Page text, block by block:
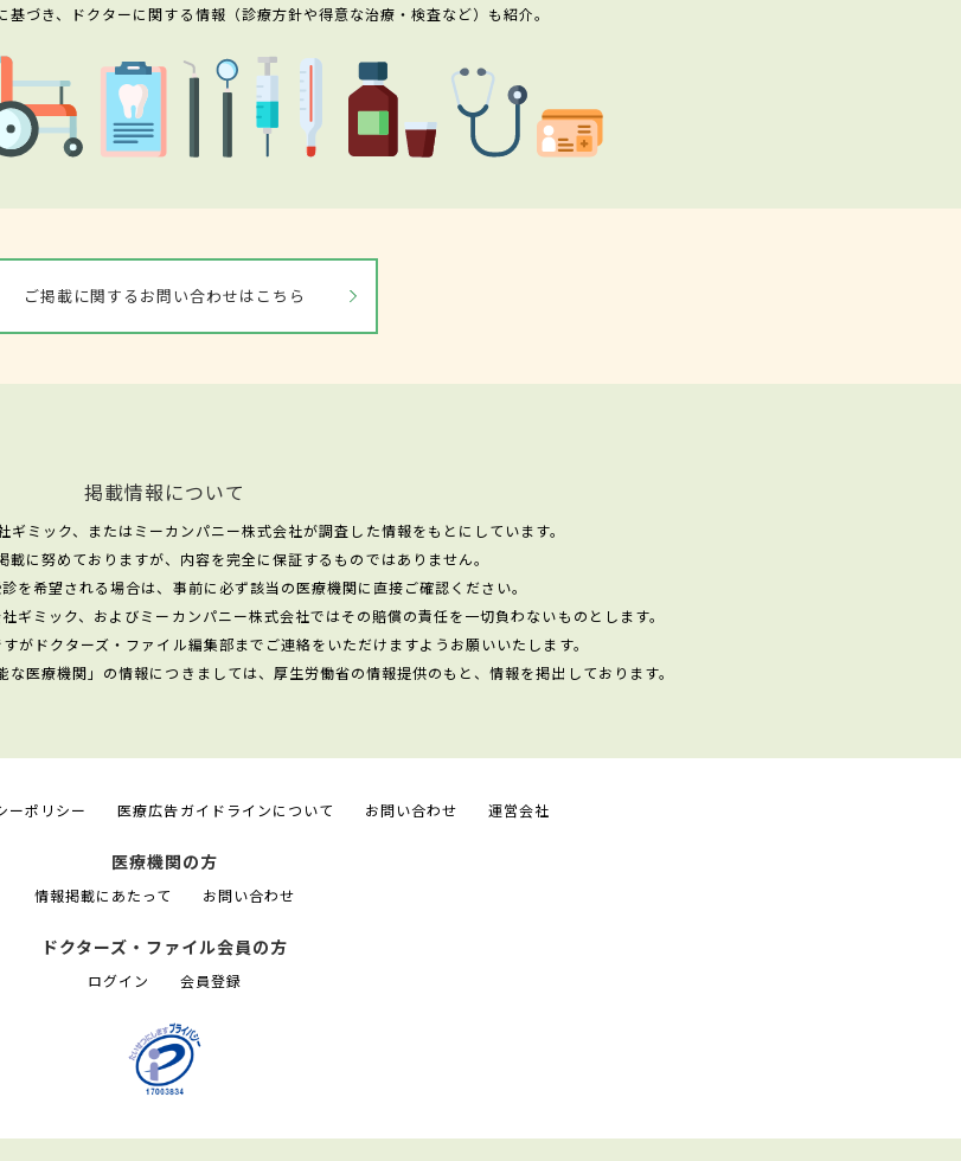
づき、ドクターに関する情報（診療方針や得意な治療・検査など）も紹介。
ご掲載に関するお問い合わせはこちら
掲載情報について
ミック、またはミーカンパニー株式会社が調査した情報をもとにしています。
載に努めておりますが、内容を完全に保証するものではありません。
を希望される場合は、事前に必ず該当の医療機関に直接ご確認ください。
ギミック、およびミーカンパニー株式会社ではその賠償の責任を一切負わないものとします。
がドクターズ・ファイル編集部までご連絡をいただけますようお願いいたします。
医療機関」の情報につきましては、厚生労働省の情報提供のもと、情報を掲出しております。
ーポリシー 医療広告ガイドラインについて お問い合わせ 運営会社
医療機関の方
情報掲載にあたって お問い合わせ
ドクターズ・ファイル会員の方
ログイン 会員登録